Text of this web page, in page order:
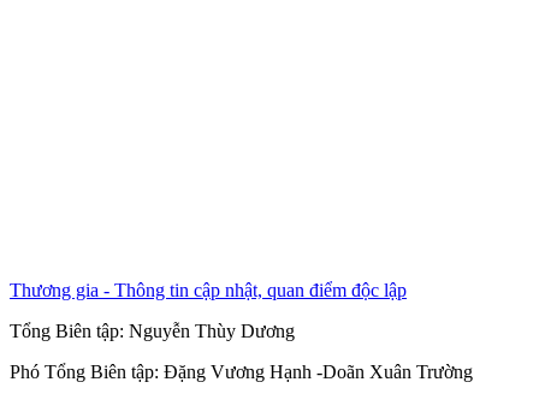
Thương gia - Thông tin cập nhật, quan điểm độc lập
Tổng Biên tập: Nguyễn Thùy Dương
Phó Tổng Biên tập: Đặng Vương Hạnh -Doãn Xuân Trường